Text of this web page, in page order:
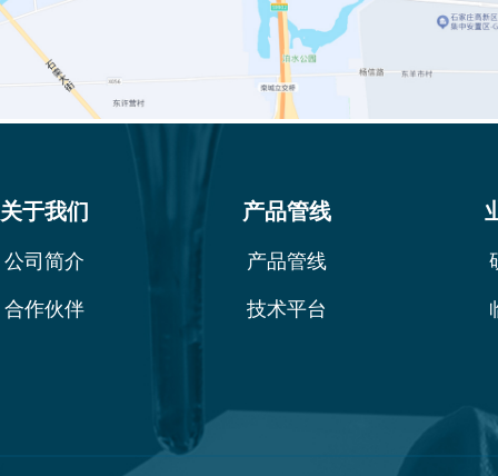
关于我们
公司简介
合作伙伴
产品管线
产品管线
技术平台